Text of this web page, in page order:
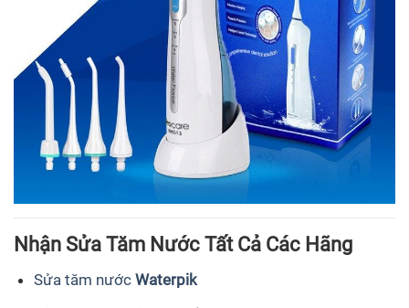
Nhận Sửa Tăm Nước Tất Cả Các Hãng
Sửa tăm nướcWaterpik